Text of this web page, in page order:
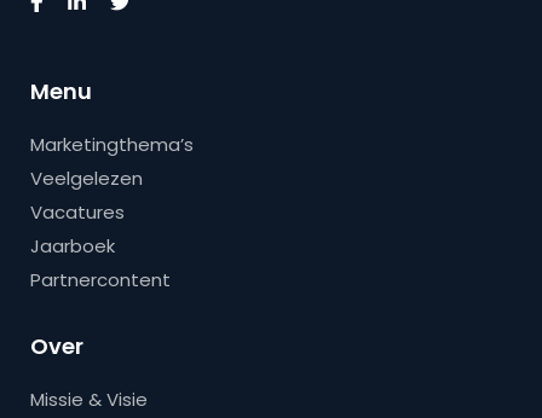
Menu
Marketingthema’s
Veelgelezen
Vacatures
Jaarboek
Partnercontent
Over
Missie & Visie